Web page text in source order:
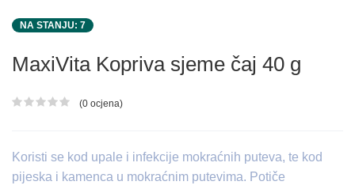
NA STANJU: 7
MaxiVita Kopriva sjeme čaj 40 g
Ocjena proizvoda
(0 ocjena)
Koristi se kod upale i infekcije mokraćnih puteva, te kod
pijeska i kamenca u mokraćnim putevima. Potiče